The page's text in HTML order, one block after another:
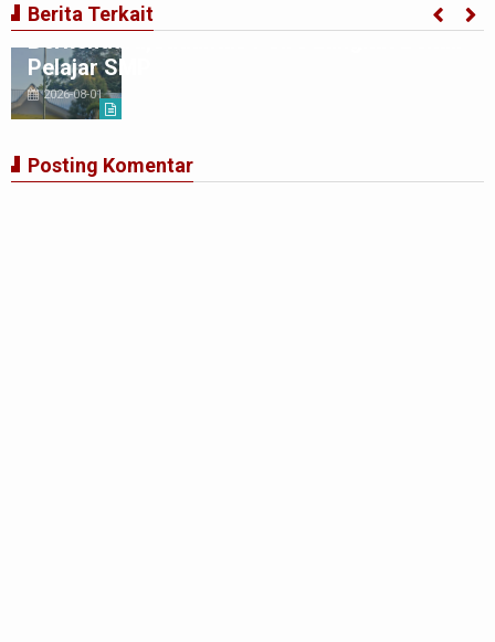
Berita Terkait
Ciptakan Generasi Muda Tertib
Berkendara,Satlantas Polre Langkat Bekali
Pelajar SMP
2026-08-01
Posting Komentar